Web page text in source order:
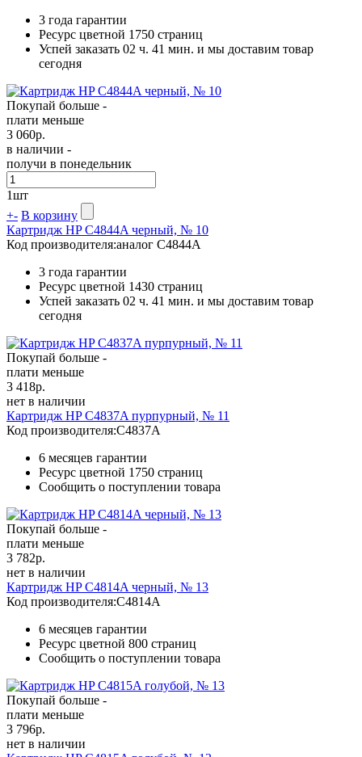
3 года гарантии
Ресурс цветной 1750 страниц
Успей заказать 02 ч. 41 мин. и мы доставим товар
сегодня
Покупай больше -
плати меньше
3 060р.
в наличии -
получи в понедельник
1шт
+- В корзину
Картридж HP C4844A черный, № 10
Код производителя:аналог C4844A
3 года гарантии
Ресурс цветной 1430 страниц
Успей заказать 02 ч. 41 мин. и мы доставим товар
сегодня
Покупай больше -
плати меньше
3 418р.
нет в наличии
Картридж HP C4837A пурпурный, № 11
Код производителя:C4837A
6 месяцев гарантии
Ресурс цветной 1750 страниц
Сообщить о поступлении товара
Покупай больше -
плати меньше
3 782р.
нет в наличии
Картридж HP C4814A черный, № 13
Код производителя:C4814A
6 месяцев гарантии
Ресурс цветной 800 страниц
Сообщить о поступлении товара
Покупай больше -
плати меньше
3 796р.
нет в наличии